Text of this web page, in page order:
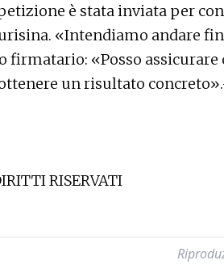
è stata inviata per
«Intendiamo andare
firmatario: «Posso
un risultato
RISERVATI